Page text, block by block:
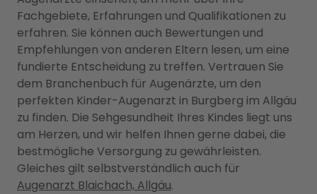
Fachgebiete, Erfahrungen und Qualifikationen zu
erfahren. Sie können auch Bewertungen und
Empfehlungen von anderen Eltern lesen, um eine
fundierte Entscheidung zu treffen. Vertrauen Sie
dem Branchenbuch für Augenärzte, um den
perfekten Kinder-Augenarzt in Burgberg im Allgäu
zu finden. Die Sehgesundheit Ihres Kindes liegt uns
am Herzen, und wir helfen Ihnen gerne dabei, die
bestmögliche Versorgung zu gewährleisten.
Gleiches gilt selbstverständlich auch für
Augenarzt Blaichach, Allgäu.